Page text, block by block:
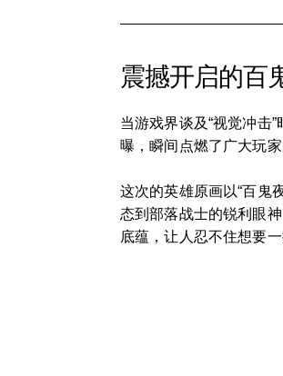
震撼开启的百
当游戏界谈及“视觉冲击
曝，瞬间点燃了广大玩
这次的英雄原画以“百鬼
态到部落战士的锐利眼
底蕴，让人忍不住想要一